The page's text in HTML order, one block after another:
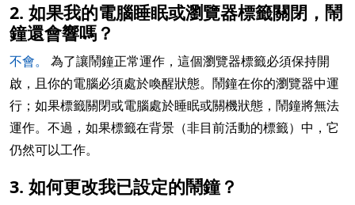
2. 如果我的電腦睡眠或瀏覽器標籤關閉，鬧
鐘還會響嗎？
不會。
為了讓鬧鐘正常運作，這個瀏覽器標籤必須保持開
啟，且你的電腦必須處於喚醒狀態。鬧鐘在你的瀏覽器中運
行；如果標籤關閉或電腦處於睡眠或關機狀態，鬧鐘將無法
運作。不過，如果標籤在背景（非目前活動的標籤）中，它
仍然可以工作。
3. 如何更改我已設定的鬧鐘？